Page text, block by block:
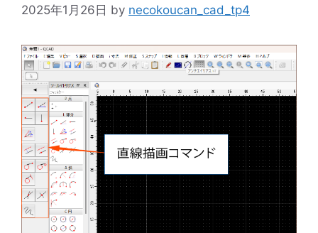
2025年1月26日 by necokoucan_cad_tp4